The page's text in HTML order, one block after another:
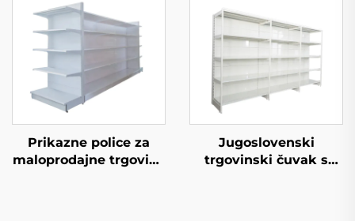
Prikazne police za
maloprodajne trgovine
Jugoslovenski
trgovinski čuvak s